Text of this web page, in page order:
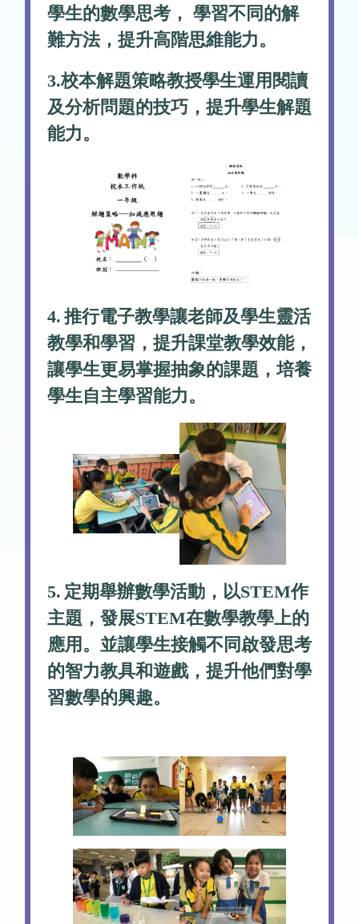
學生的數學思考， 學習不同的解
難方法，提升高階思維能力。
3.校本解題策略教授學生運用閱讀
及分析問題的技巧，提升學生解題
能力。
4. 推行電子教學讓老師及學生靈活
教學和學習，提升課堂教學效能，
讓學生更易掌握抽象的課題，培養
學生自主學習能力。
5. 定期舉辦數學活動，以STEM作
主題，發展STEM在數學教學上的
應用。並讓學生接觸不同啟發思考
的智力教具和遊戲，提升他們對學
習數學的興趣。